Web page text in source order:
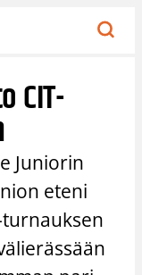
CIT-
Juniorin
eteni